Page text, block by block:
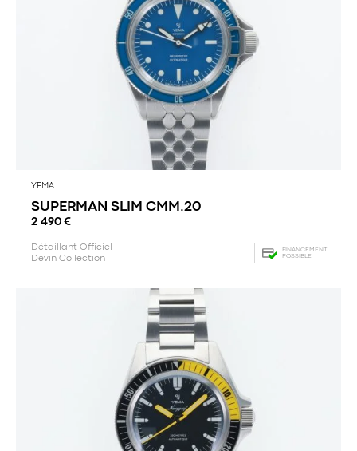
YEMA
SUPERMAN SLIM CMM.20
2 490 €
Détaillant Officiel
Devin Collection
FINANCEMENT
POSSIBLE